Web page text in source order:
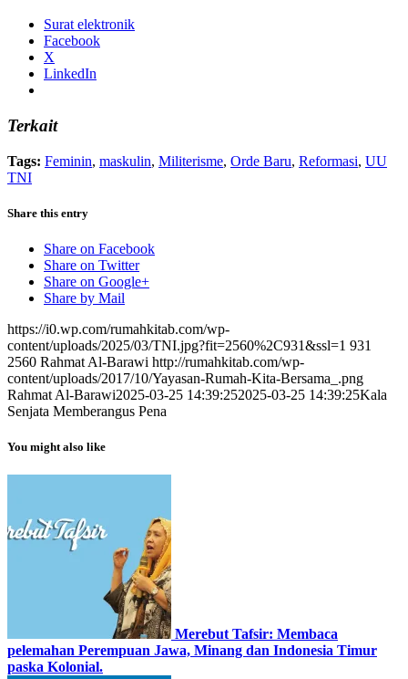
Surat elektronik
Facebook
X
LinkedIn
Terkait
Tags: Feminin, maskulin, Militerisme, Orde Baru, Reformasi, UU
TNI
Share this entry
Share on Facebook
Share on Twitter
Share on Google+
Share by Mail
https://i0.wp.com/rumahkitab.com/wp-
content/uploads/2025/03/TNI.jpg?fit=2560%2C931&ssl=1 931
2560 Rahmat Al-Barawi http://rumahkitab.com/wp-
content/uploads/2017/10/Yayasan-Rumah-Kita-Bersama_.png
Rahmat Al-Barawi2025-03-25 14:39:252025-03-25 14:39:25Kala
Senjata Memberangus Pena
You might also like
Merebut Tafsir: Membaca
pelemahan Perempuan Jawa, Minang dan Indonesia Timur
paska Kolonial.